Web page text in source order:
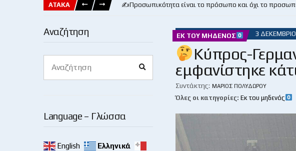
ΑΤΑΚΑ ✍️Προσωπικότητα είναι το πρόσωπο και όχι το
Αναζήτηση
for:
Language – Γλώσσα
English
Ελληνικά
ΕΚ ΤΟΥ ΜΗΔΕΝΌΣ 3
Κύπρος-
εμφανίστηκε
Συντάκτης: ΜΆΡΙΟΣ ΠΟΛΥΔΏΡΟΥ
Όλες οι κατηγορίες: Εκ του μηδενός